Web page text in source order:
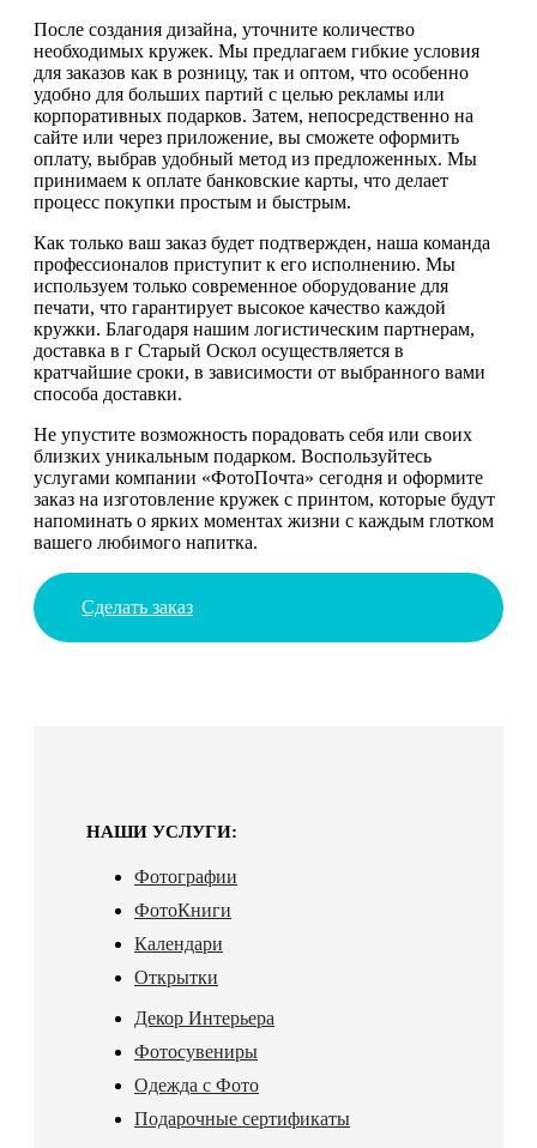
После создания дизайна, уточните количество
необходимых кружек. Мы предлагаем гибкие условия
для заказов как в розницу, так и оптом, что особенно
удобно для больших партий с целью рекламы или
корпоративных подарков. Затем, непосредственно на
сайте или через приложение, вы сможете оформить
оплату, выбрав удобный метод из предложенных. Мы
принимаем к оплате банковские карты, что делает
процесс покупки простым и быстрым.
Как только ваш заказ будет подтвержден, наша команда
профессионалов приступит к его исполнению. Мы
используем только современное оборудование для
печати, что гарантирует высокое качество каждой
кружки. Благодаря нашим логистическим партнерам,
доставка в г Старый Оскол осуществляется в
кратчайшие сроки, в зависимости от выбранного вами
способа доставки.
Не упустите возможность порадовать себя или своих
близких уникальным подарком. Воспользуйтесь
услугами компании «ФотоПочта» сегодня и оформите
заказ на изготовление кружек с принтом, которые будут
напоминать о ярких моментах жизни с каждым глотком
вашего любимого напитка.
Сделать заказ
НАШИ УСЛУГИ:
Фотографии
ФотоКниги
Календари
Открытки
Декор Интерьера
Фотосувениры
Одежда с Фото
Подарочные сертификаты